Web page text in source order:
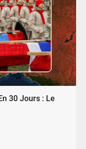
30 Jours : Le